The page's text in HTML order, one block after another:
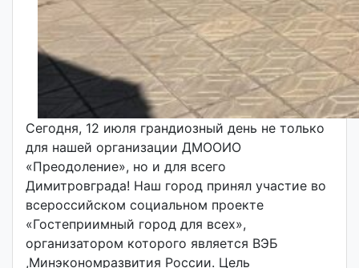
Сегодня, 12 июля грандиозный день не только
для нашей организации ДМООИО
«Преодоление», но и для всего
Димитровграда! Наш город принял участие во
всероссийском социальном проекте
«Гостеприимный город для всех»,
организатором которого является ВЭБ
,Минэкономразвития России. Цель